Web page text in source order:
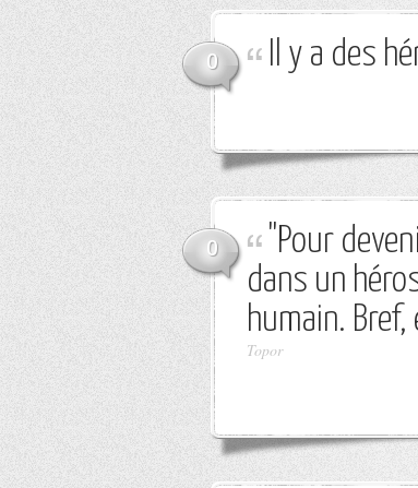
0 Il y a des
0
"Pour
dans un
humain.
Topor